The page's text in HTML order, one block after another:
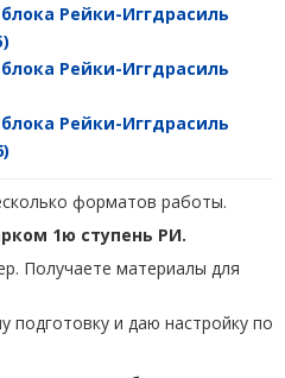
Рейки-Иггдрасиль
Рейки-Иггдрасиль
Рейки-Иггдрасиль
форматов работы.
1ю ступень РИ.
Получаете материалы для
подготовку и даю настройку по